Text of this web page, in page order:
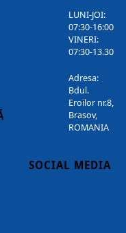
LUNI-JOI:
07:30-16:00
VINERI:
07:30-13.30
Adresa:
Bdul.
Eroilor nr.8,
Brasov,
ROMANIA
SOCIAL MEDIA